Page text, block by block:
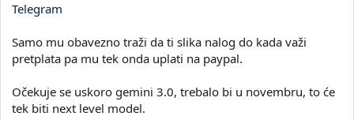
Telegram
Samo mu obavezno traži da ti slika nalog do kada važi
pretplata pa mu tek onda uplati na paypal.
Očekuje se uskoro gemini 3.0, trebalo bi u novembru, to će
tek biti next level model.